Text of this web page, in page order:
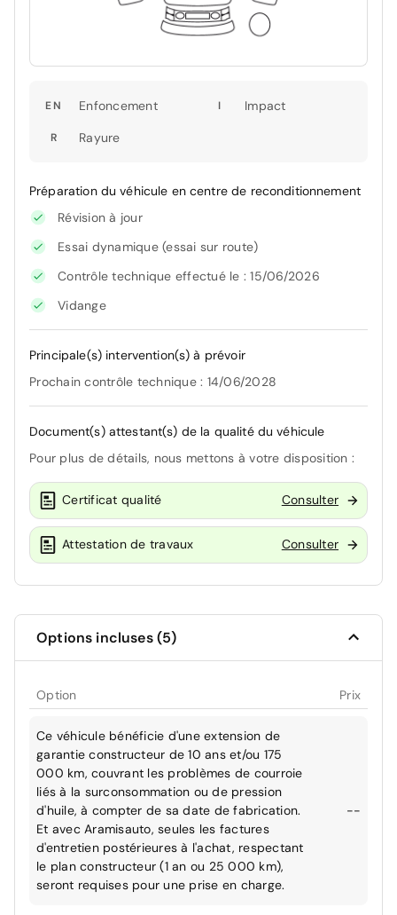
EN Enfoncement I Impact
R Rayure
Préparation du véhicule en centre de reconditionnement
Révision à jour
Essai dynamique (essai sur route)
Contrôle technique effectué le : 15/06/2026
Vidange
Principale(s) intervention(s) à prévoir
Prochain contrôle technique : 14/06/2028
Document(s) attestant(s) de la qualité du véhicule
Pour plus de détails, nous mettons à votre disposition :
Certificat qualité Consulter
Attestation de travaux Consulter
Options incluses (5)
Option Prix
Ce véhicule bénéficie d'une extension de
garantie constructeur de 10 ans et/ou 175
000 km, couvrant les problèmes de courroie
liés à la surconsommation ou de pression
d'huile, à compter de sa date de fabrication.
Et avec Aramisauto, seules les factures
d'entretien postérieures à l'achat, respectant
le plan constructeur (1 an ou 25 000 km),
seront requises pour une prise en charge.
--